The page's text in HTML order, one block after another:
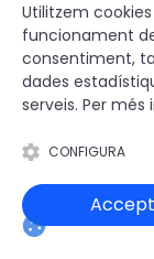
ANDORRA
AGENDA
Utilitzem
funcionament
consentiment,
dades
serveis. Per
CONFIGURA